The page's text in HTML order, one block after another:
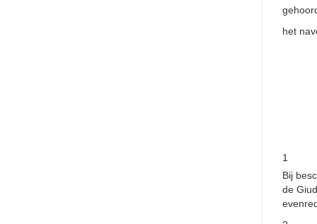
het
1
Bij
de